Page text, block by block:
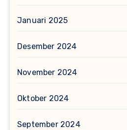
Januari 2025
Desember 2024
November 2024
Oktober 2024
September 2024